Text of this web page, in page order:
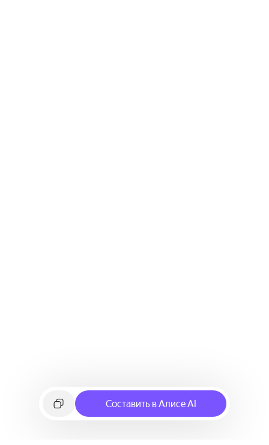
Составить в Алисе AI